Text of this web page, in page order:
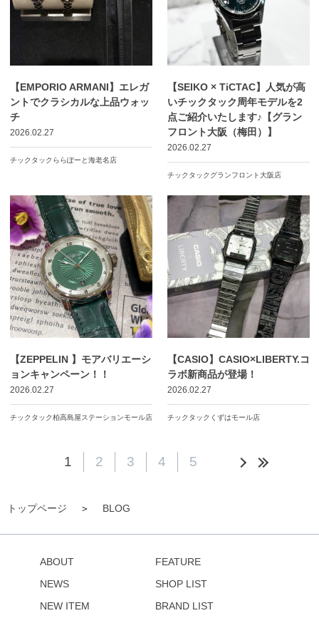
トップページ BLOG
【EMPORIO ARMANI】エレガ
ントでクラシカルな上品ウォッ
チ
2026.02.27
チックタックららぽーと海老名店
【SEIKO × TiCTAC】人気が高
いチックタック周年モデルを2
点ご紹介いたします♪【グラン
フロント大阪（梅田）】
2026.02.27
チックタックグランフロント大阪店
【ZEPPELIN 】モアバリエーシ
ョンキャンペーン！！
2026.02.27
チックタック柏高島屋ステーションモール店
【CASIO】CASIO×LIBERTY.コ
ラボ新商品が登場！
2026.02.27
チックタックくずはモール店
1 2 3 4 5
ABOUT
NEWS
NEW ITEM
FEATURE
SHOP LIST
BRAND LIST